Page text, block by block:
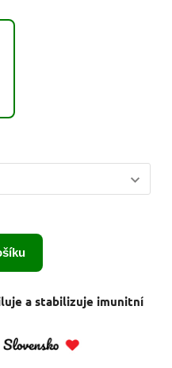
a stabilizuje imunitní